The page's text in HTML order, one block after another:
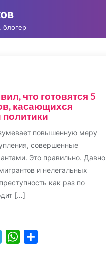
блогер
что готовятся 5
касающихся
повышенную меру
совершенные
Это правильно. Давно
и нелегальных
как раз по
[…]
TelegramWhatsApp